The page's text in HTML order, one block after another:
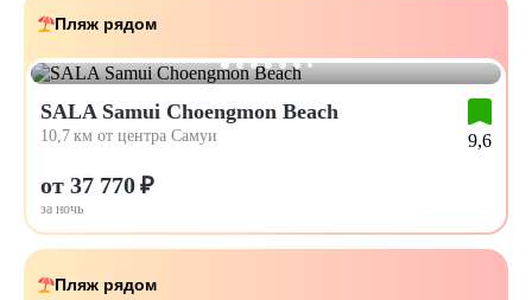
Пляж рядом
SALA Samui Choengmon Beach
10,7 км от центра Самуи 9,6
от 37 770 ₽
за ночь
Пляж рядом